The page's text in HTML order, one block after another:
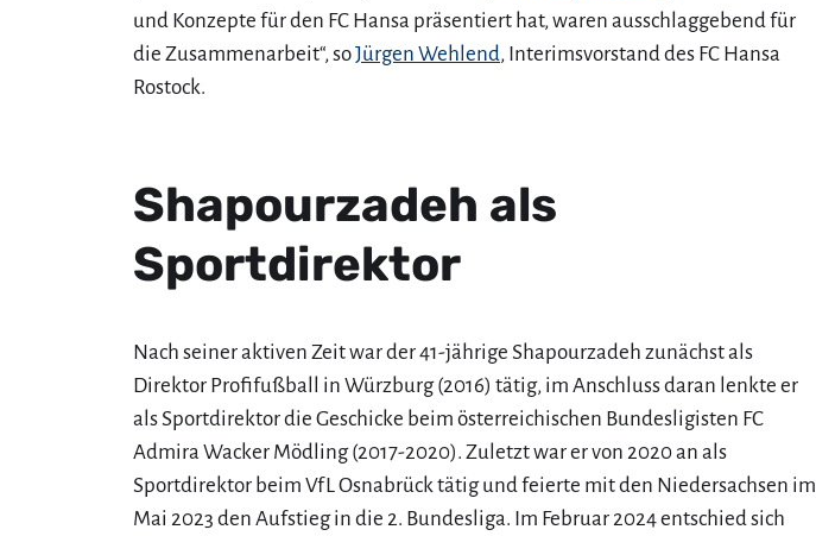
und Konzepte für den FC Hansa präsentiert hat, waren ausschlaggebend für
die Zusammenarbeit“, soJürgen Wehlend, Interimsvorstand des FC Hansa
Rostock.
Shapourzadeh als
Sportdirektor
Nach seiner aktiven Zeit war der 41-jährige Shapourzadeh zunächst als
Direktor Profifußball in Würzburg (2016) tätig, im Anschluss daran lenkte er
als Sportdirektor die Geschicke beim österreichischen Bundesligisten FC
Admira Wacker Mödling (2017-2020). Zuletzt war er von 2020 an als
Sportdirektor beim VfL Osnabrück tätig und feierte mit den Niedersachsen im
Mai 2023 den Aufstieg in die 2. Bundesliga. Im Februar 2024 entschied sich